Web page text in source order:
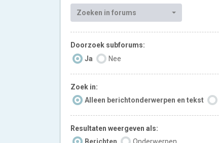
Zoeken in forums
Doorzoek subforums:
Ja
Nee
Zoek in:
Alleen berichtonderwerpen en tekst
Resultaten weergeven als: